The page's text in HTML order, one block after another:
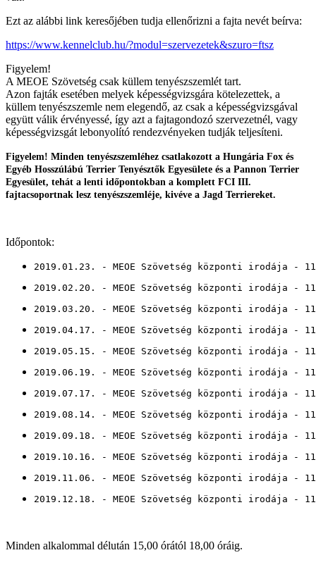
Ezt az alábbi link keresőjében tudja ellenőrizni a fajta nevét beírva:
https://www.kennelclub.hu/?modul=szervezetek&szuro=ftsz
Figyelem!
A MEOE Szövetség csak küllem tenyészszemlét tart.
Azon fajták esetében melyek képességvizsgára kötelezettek, a
küllem tenyészszemle nem elegendő, az csak a képességvizsgával
együtt válik érvényessé, így azt a fajtagondozó szervezetnél, vagy
képességvizsgát lebonyolító rendezvényeken tudják teljesíteni.
Figyelem! Minden tenyészszemléhez csatlakozott a Hungária Fox és
Egyéb Hosszúlábú Terrier Tenyésztők Egyesülete és a Pannon Terrier
Egyesület, tehát a lenti időpontokban a komplett FCI III.
fajtacsoportnak lesz tenyészszemléje, kivéve a Jagd Terriereket.
Időpontok:
2019.01.23. - MEOE Szövetség központi irodája -
2019.02.20. - MEOE Szövetség központi irodája -
2019.03.20. - MEOE Szövetség központi irodája -
2019.04.17. - MEOE Szövetség központi irodája -
2019.05.15. - MEOE Szövetség központi irodája -
2019.06.19. - MEOE Szövetség központi irodája -
2019.07.17. - MEOE Szövetség központi irodája -
2019.08.14. - MEOE Szövetség központi irodája -
2019.09.18. - MEOE Szövetség központi irodája -
2019.10.16. - MEOE Szövetség központi irodája -
2019.11.06. - MEOE Szövetség központi irodája -
2019.12.18. - MEOE Szövetség központi irodája -
Minden alkalommal délután 15,00 órától 18,00 óráig.